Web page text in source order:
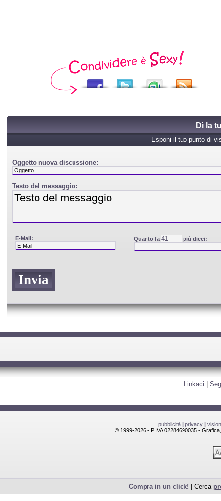
Dì la
Esponi il tuo punto di
Oggetto nuova discussione:
Testo del messaggio:
E-Mail: Quanto fa più dieci:
Linkaci
pubblicità | privacy |
© 1999-2026 - P.IVA 02284690035 -
Compra in un click! | Cerca